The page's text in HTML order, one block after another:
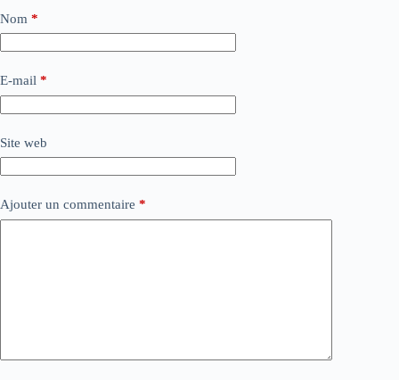
Nom *
E-mail *
Site web
Ajouter un commentaire *